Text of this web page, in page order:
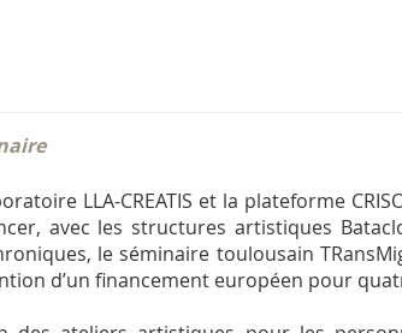
LLA-CREATIS et la plateforme
avec les structures artistiques
le séminaire toulousain
d’un financement européen pour